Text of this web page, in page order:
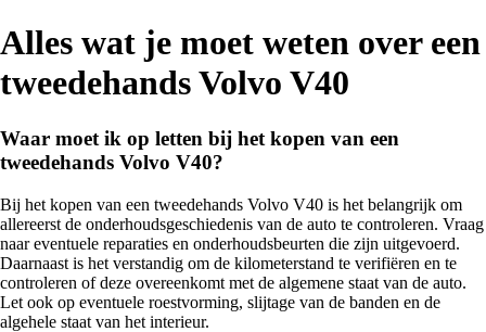
Alles wat je moet weten over een
tweedehands Volvo V40
Waar moet ik op letten bij het kopen van een
tweedehands Volvo V40?
Bij het kopen van een tweedehands Volvo V40 is het belangrijk om
allereerst de onderhoudsgeschiedenis van de auto te controleren. Vraag
naar eventuele reparaties en onderhoudsbeurten die zijn uitgevoerd.
Daarnaast is het verstandig om de kilometerstand te verifiëren en te
controleren of deze overeenkomt met de algemene staat van de auto.
Let ook op eventuele roestvorming, slijtage van de banden en de
algehele staat van het interieur.